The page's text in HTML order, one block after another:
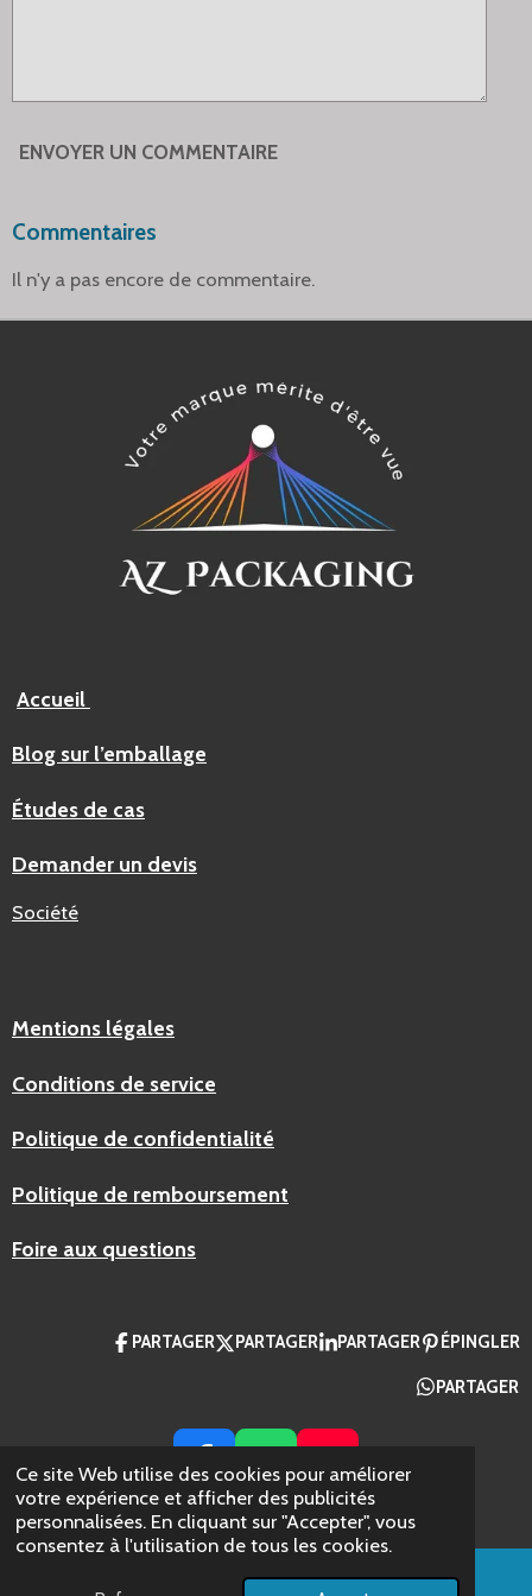
Ce site Web utilise des cookies pour améliorer
votre expérience et afficher des publicités
personnalisées. En cliquant sur "Accepter", vous
consentez à l'utilisation de tous les cookies.
ENVOYER UN COMMENTAIRE
Commentaires
Il n'y a pas encore de commentaire.
Accueil
Blog sur l’emballage
Études de cas
Demander un devis
Société
Mentions légales
Conditions de service
Politique de confidentialité
Politique de remboursement
Foire aux questions
PARTAGER PARTAGER PARTAGER ÉPINGLER
PARTAGER
F
A
C
E
W
H
A
T
S
Y
O
U
T
U
© 2024 AZ Packaging France